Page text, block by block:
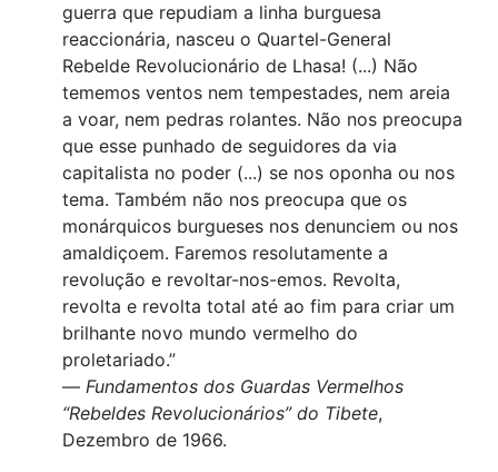
guerra que repudiam a linha burguesa
reaccionária, nasceu o Quartel-General
Rebelde Revolucionário de Lhasa! (...) Não
tememos ventos nem tempestades, nem areia
a voar, nem pedras rolantes. Não nos preocupa
que esse punhado de seguidores da via
capitalista no poder (...) se nos oponha ou nos
tema. Também não nos preocupa que os
monárquicos burgueses nos denunciem ou nos
amaldiçoem. Faremos resolutamente a
revolução e revoltar-nos-emos. Revolta,
revolta e revolta total até ao fim para criar um
brilhante novo mundo vermelho do
proletariado.”
— Fundamentos dos Guardas Vermelhos
“Rebeldes Revolucionários” do Tibete,
Dezembro de 1966.